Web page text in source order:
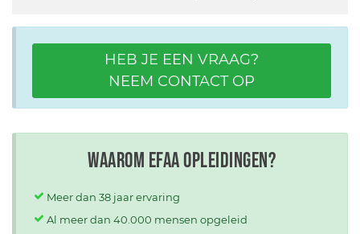
HEB JE EEN VRAAG?
NEEM CONTACT OP
Waarom EFAA opleidingen?
Meer dan 38 jaar ervaring
Al meer dan 40.000 mensen opgeleid